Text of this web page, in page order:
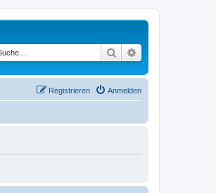
Suche
Anmelden
Registrieren